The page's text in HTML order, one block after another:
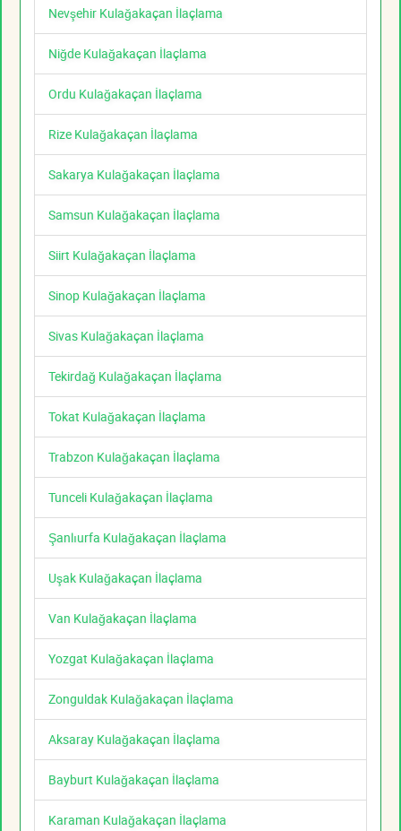
Nevşehir Kulağakaçan İlaçlama
Niğde Kulağakaçan İlaçlama
Ordu Kulağakaçan İlaçlama
Rize Kulağakaçan İlaçlama
Sakarya Kulağakaçan İlaçlama
Samsun Kulağakaçan İlaçlama
Siirt Kulağakaçan İlaçlama
Sinop Kulağakaçan İlaçlama
Sivas Kulağakaçan İlaçlama
Tekirdağ Kulağakaçan İlaçlama
Tokat Kulağakaçan İlaçlama
Trabzon Kulağakaçan İlaçlama
Tunceli Kulağakaçan İlaçlama
Şanlıurfa Kulağakaçan İlaçlama
Uşak Kulağakaçan İlaçlama
Van Kulağakaçan İlaçlama
Yozgat Kulağakaçan İlaçlama
Zonguldak Kulağakaçan İlaçlama
Aksaray Kulağakaçan İlaçlama
Bayburt Kulağakaçan İlaçlama
Karaman Kulağakaçan İlaçlama